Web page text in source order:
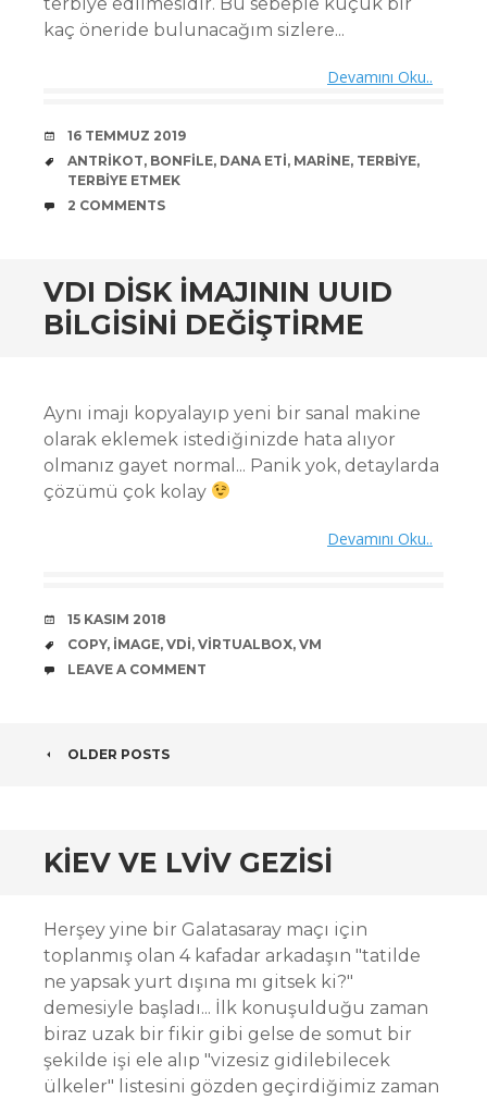
kaç öneride bulunacağım sizlere...
Devamını Oku..
DATE
16 TEMMUZ 2019
TAGS
ANTRIKOT, BONFILE, DANA ETI, MARINE, TERBIYE,
TERBIYE ETMEK
COMMENTS
2 COMMENTS
VDI DISK IMAJININ UUID
BILGISINI DEĞIŞTIRME
Aynı imajı kopyalayıp yeni bir sanal makine
olarak eklemek istediğinizde hata alıyor
olmanız gayet normal... Panik yok, detaylarda
çözümü çok kolay
Devamını Oku..
DATE
15 KASIM 2018
TAGS
COPY, IMAGE, VDI, VIRTUALBOX, VM
COMMENTS
LEAVE A COMMENT
POST
OLDER POSTS
KIEV VE LVIV GEZISI
Herşey yine bir Galatasaray maçı için
toplanmış olan 4 kafadar arkadaşın "tatilde
ne yapsak yurt dışına mı gitsek ki?"
demesiyle başladı... İlk konuşulduğu zaman
biraz uzak bir fikir gibi gelse de somut bir
şekilde işi ele alıp "vizesiz gidilebilecek
ülkeler" listesini gözden geçirdiğimiz zaman